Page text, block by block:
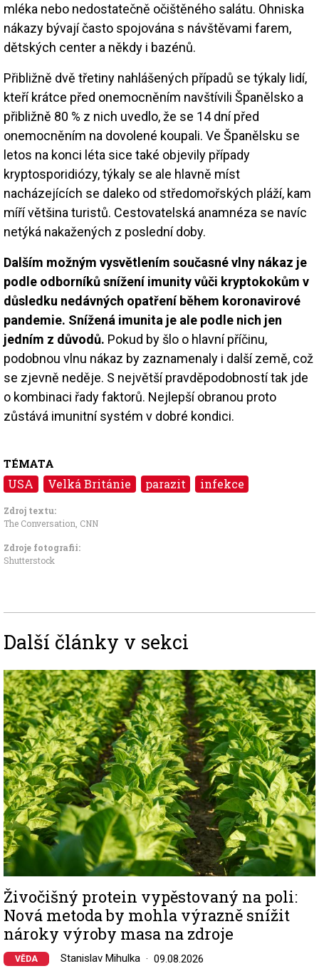
mléka nebo nedostatečně očištěného salátu. Ohniska
nákazy bývají často spojována s návštěvami farem,
dětských center a někdy i bazénů.
Přibližně dvě třetiny nahlášených případů se týkaly lidí,
kteří krátce před onemocněním navštívili Španělsko a
přibližně 80 % z nich uvedlo, že se 14 dní před
onemocněním na dovolené koupali. Ve Španělsku se
letos na konci léta sice také objevily případy
kryptosporidiózy, týkaly se ale hlavně míst
nacházejících se daleko od středomořských pláží, kam
míří většina turistů. Cestovatelská anamnéza se navíc
netýká nakažených z poslední doby.
Dalším možným vysvětlením současné vlny nákaz je
podle odborníků snížení imunity vůči kryptokokům v
důsledku nedávných opatření během koronavirové
pandemie. Snížená imunita je ale podle nich jen
jedním z důvodů. Pokud by šlo o hlavní příčinu,
podobnou vlnu nákaz by zaznamenaly i další země, což
se zjevně neděje. S největší pravděpodobností tak jde
o kombinaci řady faktorů. Nejlepší obranou proto
zůstává imunitní systém v dobré kondici.
TÉMATA
USA Velká Británie parazit infekce
Zdroj textu:
The Conversation CNN
Zdroje fotografii:
Shutterstock
Další články v sekci
Image
Živočišný protein vypěstovaný na poli:
Nová metoda by mohla výrazně snížit
nároky výroby masa na zdroje
VĚDA Stanislav Mihulka 09.08.2026